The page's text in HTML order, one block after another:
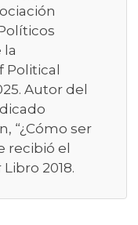
la
Autor del
“¿Cómo ser
recibió el
2018.